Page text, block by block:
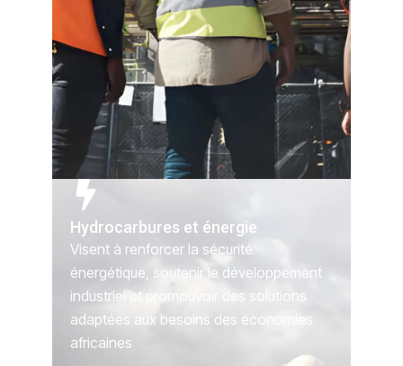
Hydrocarbures et énergie
Visent à renforcer la sécurité
énergétique, soutenir le développement
industriel et promouvoir des solutions
adaptées aux besoins des économies
africaines